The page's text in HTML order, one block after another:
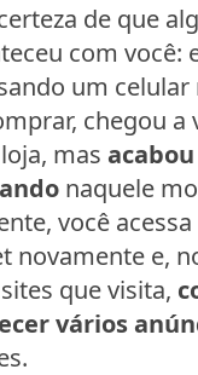
de que
com você:
um celular
chegou a
mas
naquele
você acessa
novamente e,
que visita,
vários